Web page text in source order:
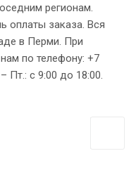
регионам.
оплаты заказа. Вся
в Перми. При
по телефону: +7
Пт.: с 9:00 до 18:00.